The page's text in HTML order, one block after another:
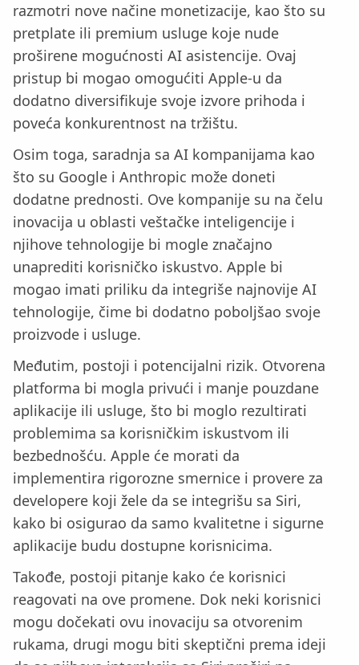
razmotri nove načine monetizacije, kao što su
pretplate ili premium usluge koje nude
proširene mogućnosti AI asistencije. Ovaj
pristup bi mogao omogućiti Apple-u da
dodatno diversifikuje svoje izvore prihoda i
poveća konkurentnost na tržištu.
Osim toga, saradnja sa AI kompanijama kao
što su Google i Anthropic može doneti
dodatne prednosti. Ove kompanije su na čelu
inovacija u oblasti veštačke inteligencije i
njihove tehnologije bi mogle značajno
unaprediti korisničko iskustvo. Apple bi
mogao imati priliku da integriše najnovije AI
tehnologije, čime bi dodatno poboljšao svoje
proizvode i usluge.
Međutim, postoji i potencijalni rizik. Otvorena
platforma bi mogla privući i manje pouzdane
aplikacije ili usluge, što bi moglo rezultirati
problemima sa korisničkim iskustvom ili
bezbednošću. Apple će morati da
implementira rigorozne smernice i provere za
developere koji žele da se integrišu sa Siri,
kako bi osigurao da samo kvalitetne i sigurne
aplikacije budu dostupne korisnicima.
Takođe, postoji pitanje kako će korisnici
reagovati na ove promene. Dok neki korisnici
mogu dočekati ovu inovaciju sa otvorenim
rukama, drugi mogu biti skeptični prema ideji